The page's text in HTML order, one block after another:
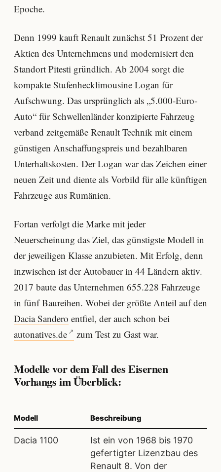
Epoche.
Denn 1999 kauft Renault zunächst 51 Prozent der
Aktien des Unternehmens und modernisiert den
Standort Pitesti gründlich. Ab 2004 sorgt die
kompakte Stufenhecklimousine Logan für
Aufschwung. Das ursprünglich als „5.000-Euro-
Auto“ für Schwellenländer konzipierte Fahrzeug
verband zeitgemäße Renault Technik mit einem
günstigen Anschaffungspreis und bezahlbaren
Unterhaltskosten. Der Logan war das Zeichen einer
neuen Zeit und diente als Vorbild für alle künftigen
Fahrzeuge aus Rumänien.
Fortan verfolgt die Marke mit jeder
Neuerscheinung das Ziel, das günstigste Modell in
der jeweiligen Klasse anzubieten. Mit Erfolg, denn
inzwischen ist der Autobauer in 44 Ländern aktiv.
2017 baute das Unternehmen 655.228 Fahrzeuge
in fünf Baureihen. Wobei der größte Anteil auf den
Dacia Sandero entfiel, der auch schon bei
autonatives.de
zum Test zu Gast war.
Modelle vor dem Fall des Eisernen
Vorhangs im Überblick:
Modell Beschreibung
Dacia 1100
Ist ein von 1968 bis 1970
gefertigter Lizenzbau des
Renault 8. Von der